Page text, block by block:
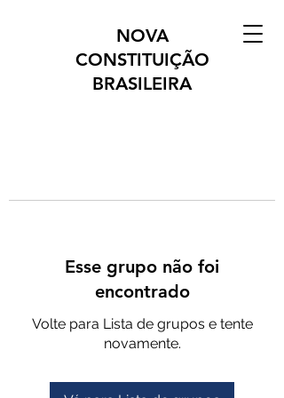
NOVA
CONSTITUIÇÃO
BRASILEIRA
Esse grupo não foi
encontrado
Volte para Lista de grupos e tente
novamente.